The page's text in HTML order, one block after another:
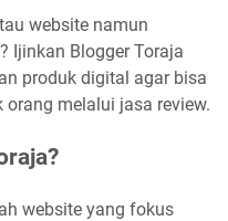
website namun
Ijinkan Blogger Toraja
produk digital agar bisa
melalui jasa review.
website yang fokus